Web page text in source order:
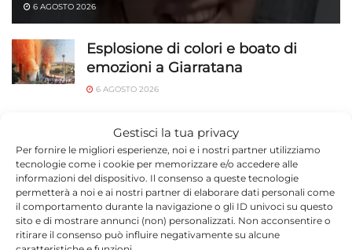
Gestisci la tua privacy
Per fornire le migliori esperienze, noi e i nostri partner utilizziamo
tecnologie come i cookie per memorizzare e/o accedere alle
informazioni del dispositivo. Il consenso a queste tecnologie
permetterà a noi e ai nostri partner di elaborare dati personali come
il comportamento durante la navigazione o gli ID univoci su questo
sito e di mostrare annunci (non) personalizzati. Non acconsentire o
ritirare il consenso può influire negativamente su alcune
6 AGOSTO 2026
Esplosione di colori e boato di
emozioni a Giarratana
6 AGOSTO 2026
agosto: chi rischia e come mettersi
in regola entro settembre
6 AGOSTO 2026
Scuola: assunzioni in tutte le
categorie del personale scolastico